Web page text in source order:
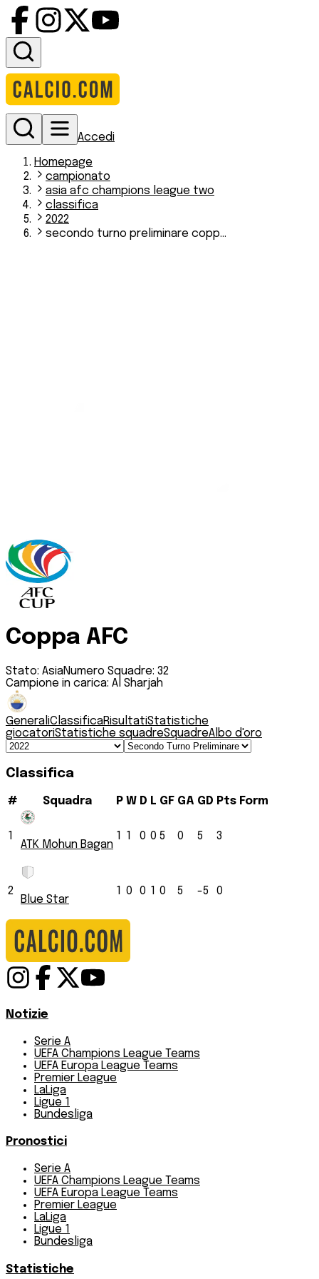
Accedi
Homepage
campionato
asia afc champions league two
classifica
2022
secondo turno preliminare copp...
Coppa AFC
Stato: AsiaNumero Squadre: 32
Campione in carica: Al Sharjah
GeneraliClassificaRisultatiStatistiche
giocatoriStatistiche squadreSquadreAlbo d'oro
Classifica
# Squadra P W D L GF GA GD Pts Form
1
ATK Mohun Bagan
1 1 0 0 5 0 5 3
2
Blue Star
1 0 0 1 0 5 -5 0
Notizie
Serie A
UEFA Champions League Teams
UEFA Europa League Teams
Premier League
LaLiga
Ligue 1
Bundesliga
Pronostici
Serie A
UEFA Champions League Teams
UEFA Europa League Teams
Premier League
LaLiga
Ligue 1
Bundesliga
Statistiche